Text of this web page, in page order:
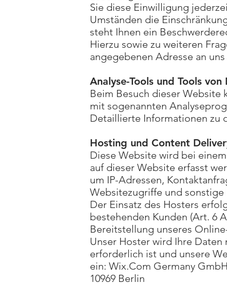
Sie diese Einwilligung
Umständen die
steht Ihnen ein
Hierzu sowie zu weiteren
angegebenen Adresse an
Analyse-Tools und Tools
Beim Besuch dieser Website
mit sogenannten
Detaillierte Informationen zu
Hosting und Content
Diese Website wird bei
auf dieser Website erfasst
um IP-Adressen,
Websitezugriffe und
Der Einsatz des Hosters
bestehenden Kunden (Art. 6
Bereitstellung unseres
Unser Hoster wird Ihre
erforderlich ist und unsere
ein: Wix.Com Germany
10969 Berlin